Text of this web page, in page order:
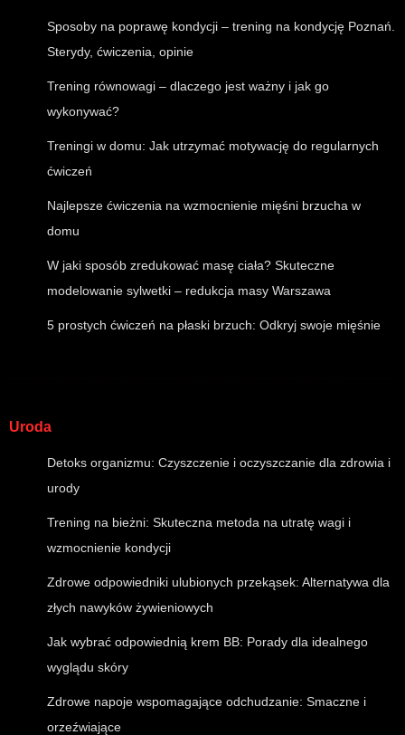
Sposoby na poprawę kondycji – trening na kondycję Poznań.
Sterydy, ćwiczenia, opinie
Trening równowagi – dlaczego jest ważny i jak go
wykonywać?
Treningi w domu: Jak utrzymać motywację do regularnych
ćwiczeń
Najlepsze ćwiczenia na wzmocnienie mięśni brzucha w
domu
W jaki sposób zredukować masę ciała? Skuteczne
modelowanie sylwetki – redukcja masy Warszawa
5 prostych ćwiczeń na płaski brzuch: Odkryj swoje mięśnie
Uroda
Detoks organizmu: Czyszczenie i oczyszczanie dla zdrowia i
urody
Trening na bieżni: Skuteczna metoda na utratę wagi i
wzmocnienie kondycji
Zdrowe odpowiedniki ulubionych przekąsek: Alternatywa dla
złych nawyków żywieniowych
Jak wybrać odpowiednią krem BB: Porady dla idealnego
wyglądu skóry
Zdrowe napoje wspomagające odchudzanie: Smaczne i
orzeźwiające